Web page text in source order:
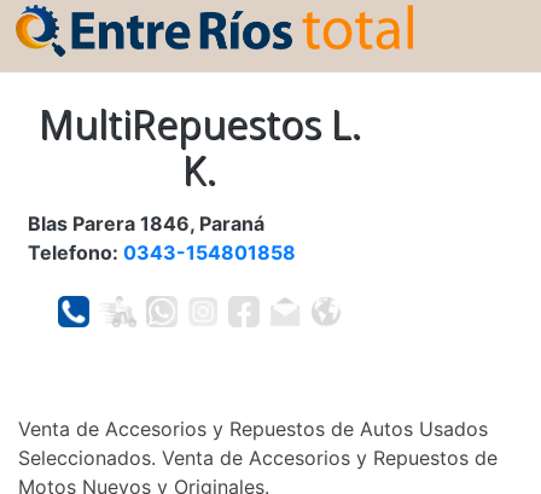
MultiRepuestos L.
K.
Blas Parera 1846, Paraná
Telefono: 0343-154801858
Venta de Accesorios y Repuestos de Autos Usados
Seleccionados. Venta de Accesorios y Repuestos de
Motos Nuevos y Originales.